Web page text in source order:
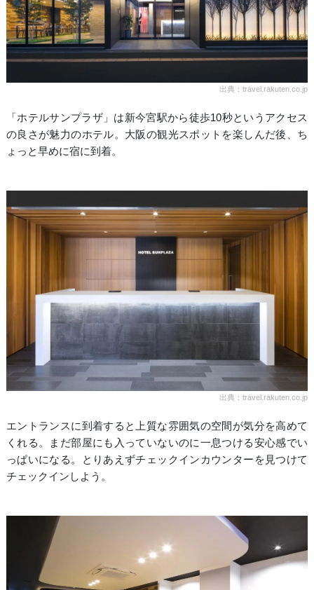
出典：travel.rakuten.co.jp
「ホテルサンプラザ」は新今宮駅から徒歩10秒というアクセス
の良さが魅力のホテル。大阪の観光スポットを楽しんだ後、ち
ょっと早めに宿に到着。
出典：travel.rakuten.co.jp
エントランスに到着すると上質な雰囲気の空間が気分を高めて
くれる。まだ部屋にも入っていないのに一息つける安心感でい
っぱいになる。とりあえずチェックインカウンターを見つけて
チェックインしよう。